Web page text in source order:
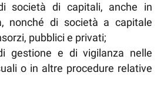
società di capitali, anche in
nonché di società a capitale
pubblici e privati;
gestione e di vigilanza nelle
o in altre procedure relative